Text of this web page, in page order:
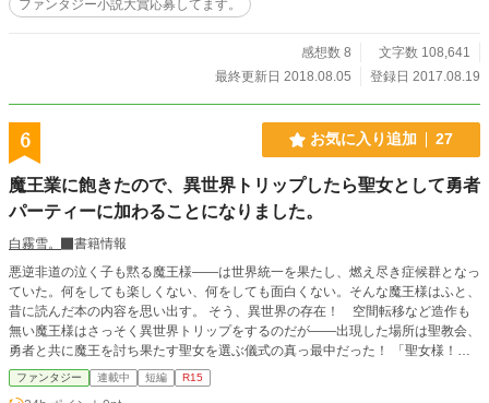
走を試みます。 兎に角早くお家に帰ってまともな生活へ戻りたいです。
ファンタジー小説大賞応募してます。
感想数 8
文字数 108,641
最終更新日 2018.08.05
登録日 2017.08.19
6 お気に入り追加 27
魔王業に飽きたので、異世界トリップしたら聖女として勇者
パーティーに加わることになりました。
白霧雪。
書籍情報
悪逆非道の泣く子も黙る魔王様――は世界統一を果たし、燃え尽き症候群となっ
ていた。何をしても楽しくない、何をしても面白くない。そんな魔王様はふと、
昔に読んだ本の内容を思い出す。 そう、異世界の存在！ 空間転移など造作も
無い魔王様はさっそく異世界トリップをするのだが――出現した場所は聖教会、
勇者と共に魔王を討ち果たす聖女を選ぶ儀式の真っ最中だった！ 「聖女様！
嗚呼、聖女様！」聖女に選ばれてしまった魔王は、なんだか面白そうという理由
だけで、聖女（魔王）になり、勇者たちと旅をすることに。 勇者は鈍感な好青
ファンタジー 連載中 短編 R15